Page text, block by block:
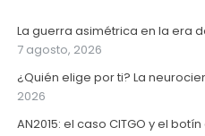
La guerra asimétrica en la era
7 agosto, 2026
¿Quién elige por ti? La
2026
AN2015: el caso CITGO y el